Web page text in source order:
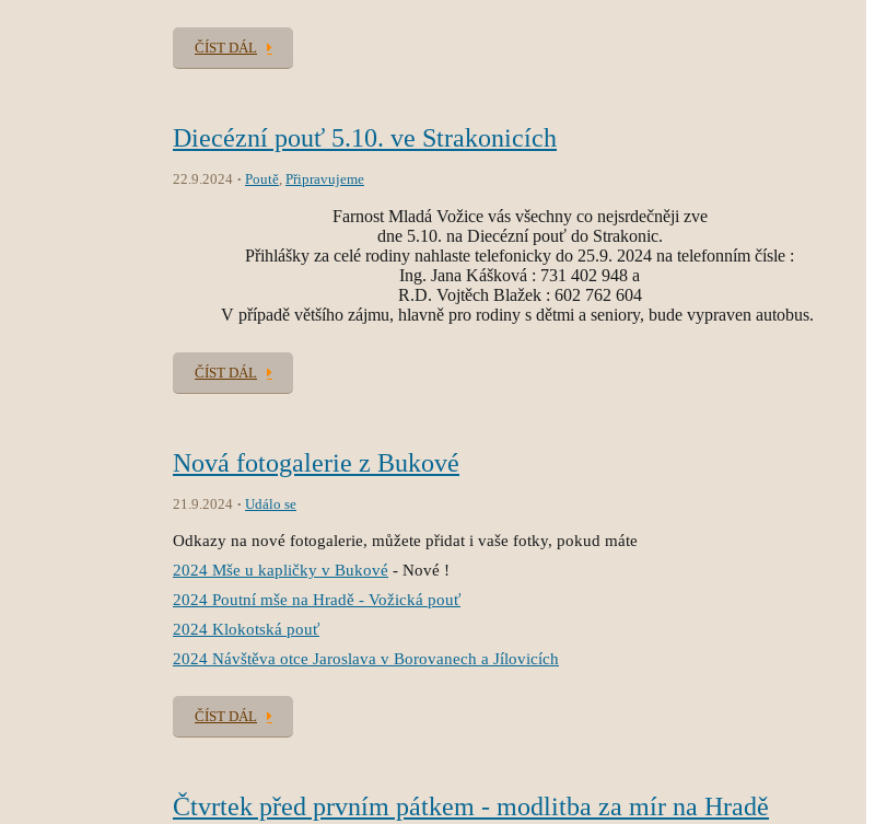
ČÍST DÁL
Diecézní pouť 5.10. ve Strakonicích
22.9.2024 Poutě, Připravujeme
Farnost Mladá Vožice vás všechny co nejsrdečněji zve
dne 5.10. na Diecézní pouť do Strakonic.
Přihlášky za celé rodiny nahlaste telefonicky do 25.9. 2024 na telefonním čísle :
Ing. Jana Kášková : 731 402 948 a
R.D. Vojtěch Blažek : 602 762 604
V případě většího zájmu, hlavně pro rodiny s dětmi a seniory, bude vypraven autobus.
ČÍST DÁL
Nová fotogalerie z Bukové
21.9.2024 Událo se
Odkazy na nové fotogalerie, můžete přidat i vaše fotky, pokud máte
2024 Mše u kapličky v Bukové - Nové !
2024 Poutní mše na Hradě - Vožická pouť
2024 Klokotská pouť
2024 Návštěva otce Jaroslava v Borovanech a Jílovicích
ČÍST DÁL
Čtvrtek před prvním pátkem - modlitba za mír na Hradě